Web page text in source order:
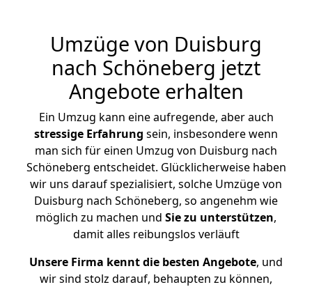
Umzüge von Duisburg
nach Schöneberg jetzt
Angebote erhalten
Ein Umzug kann eine aufregende, aber auch
stressige Erfahrung sein, insbesondere wenn
man sich für einen Umzug von Duisburg nach
Schöneberg entscheidet. Glücklicherweise haben
wir uns darauf spezialisiert, solche Umzüge von
Duisburg nach Schöneberg, so angenehm wie
möglich zu machen und Sie zu unterstützen,
damit alles reibungslos verläuft
Unsere Firma kennt die besten Angebote, und
wir sind stolz darauf, behaupten zu können,